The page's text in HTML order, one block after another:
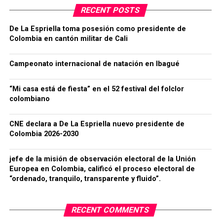
RECENT POSTS
De La Espriella toma posesión como presidente de
Colombia en cantón militar de Cali
Campeonato internacional de natación en Ibagué
“Mi casa está de fiesta” en el 52 festival del folclor
colombiano
CNE declara a De La Espriella nuevo presidente de
Colombia 2026-2030
jefe de la misión de observación electoral de la Unión
Europea en Colombia, calificó el proceso electoral de
“ordenado, tranquilo, transparente y fluido”.
RECENT COMMENTS